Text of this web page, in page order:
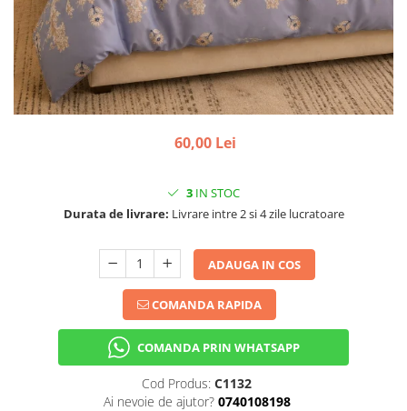
60,00 Lei
3 IN STOC
Durata de livrare: Livrare intre 2 si 4 zile lucratoare
ADAUGA IN COS
COMANDA RAPIDA
COMANDA PRIN WHATSAPP
Cod Produs: C1132
Ai nevoie de ajutor? 0740108198